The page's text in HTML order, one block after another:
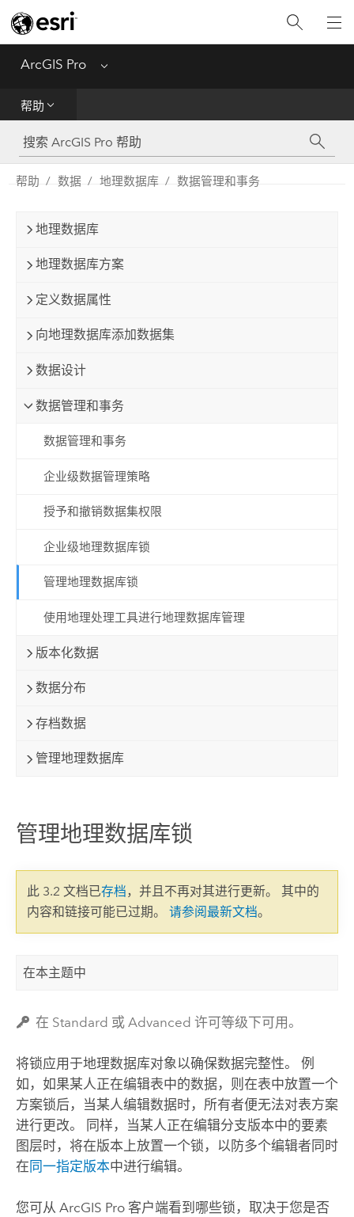
ArcGIS Pro Menu
帮助
工具参考
Python
帮助 数据 地理数据库 数据管理和事务
地理数据库
地理数据库方案
定义数据属性
向地理数据库添加数据集
数据设计
数据管理和事务
数据管理和事务
企业级数据管理策略
授予和撤销数据集权限
企业级地理数据库锁
管理地理数据库锁
使用地理处理工具进行地理数据库管理
版本化数据
数据分布
存档数据
管理地理数据库
管理地理数据库锁
此 3.2 文档已存档，并且不再对其进行更新。 其中的
内容和链接可能已过期。 请参阅最新文档。
在本主题中
在 Standard 或 Advanced 许可等级下可用。
将锁应用于地理数据库对象以确保数据完整性。 例
如，如果某人正在编辑表中的数据，则在表中放置一个
方案锁后，当某人编辑数据时，所有者便无法对表方案
进行更改。 同样，当某人正在编辑分支版本中的要素
图层时，将在版本上放置一个锁，以防多个编辑者同时
在同一指定版本中进行编辑。
您可从 ArcGIS Pro客户端看到哪些锁，取决于您是否